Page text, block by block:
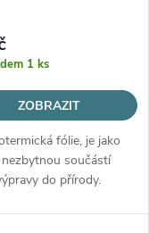
1 ks
ZOBRAZIT
fólie, je jako
součástí
do přírody.